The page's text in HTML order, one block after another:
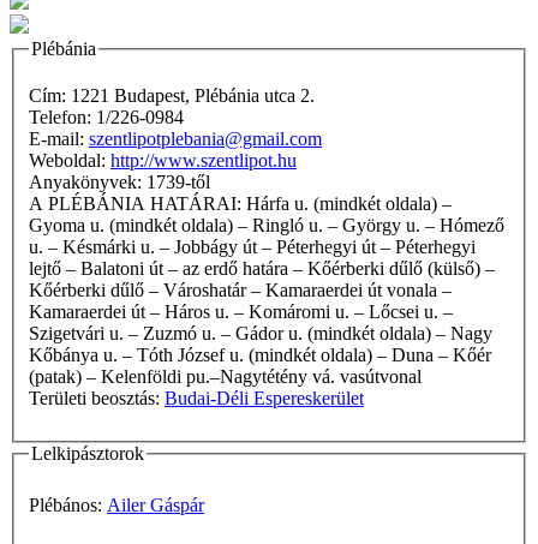
Plébánia
Cím: 1221 Budapest, Plébánia utca 2.
Telefon: 1/226-0984
E-mail: szentlipotplebania@gmail.com
Weboldal: http://www.szentlipot.hu
Anyakönyvek: 1739-től
A PLÉBÁNIA HATÁRAI: Hárfa u. (mindkét oldala) –
Gyoma u. (mindkét oldala) – Ringló u. – György u. – Hómező
u. – Késmárki u. – Jobbágy út – Péterhegyi út – Péterhegyi
lejtő – Balatoni út – az erdő határa – Kőérberki dűlő (külső) –
Kőérberki dűlő – Városhatár – Kamaraerdei út vonala –
Kamaraerdei út – Háros u. – Komáromi u. – Lőcsei u. –
Szigetvári u. – Zuzmó u. – Gádor u. (mindkét oldala) – Nagy
Kőbánya u. – Tóth József u. (mindkét oldala) – Duna – Kőér
(patak) – Kelenföldi pu.–Nagytétény vá. vasútvonal
Területi beosztás: Budai-Déli Espereskerület
Lelkipásztorok
Plébános: Ailer Gáspár